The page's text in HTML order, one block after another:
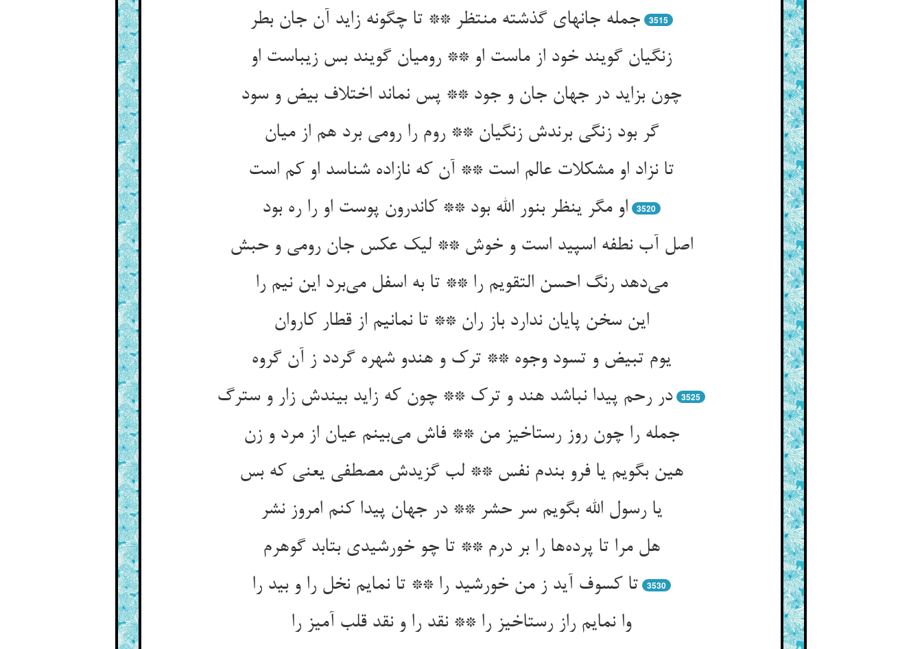
جمله جانهای گذشته منتظر ** تا چگونه زاید آن جان بطر
3515
زنگیان گویند خود از ماست او ** رومیان گویند بس زیباست او
چون بزاید در جهان جان و جود ** پس نماند اختلاف بیض و سود
گر بود زنگی برندش زنگیان ** روم را رومی برد هم از میان‌‌
او مگر ینظر بنور الله بود ** کاندرون پوست او را ره بود
3520
اصل آب نطفه اسپید است و خوش ** لیک عکس جان رومی و حبش‌‌
می‌‌دهد رنگ احسن التقویم را ** تا به اسفل می‌‌برد این نیم را
این سخن پایان ندارد باز ران ** تا نمانیم از قطار کاروان‌‌
3525
جمله را چون روز رستاخیز من ** فاش می‌‌بینم عیان از مرد و زن‌‌
هین بگویم یا فرو بندم نفس ** لب گزیدش مصطفی یعنی که بس‌‌
یا رسول الله بگویم سر حشر ** در جهان پیدا کنم امروز نشر
هل مرا تا پرده‌‌ها را بر درم ** تا چو خورشیدی بتابد گوهرم‌‌
تا کسوف آید ز من خورشید را ** تا نمایم نخل را و بید را
3530
وا نمایم راز رستاخیز را ** نقد را و نقد قلب آمیز را